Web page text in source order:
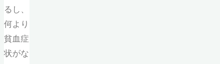
るし、
何より
貧血症
状がな